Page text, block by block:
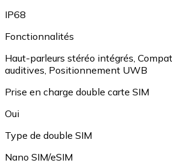
IP68
Fonctionnalités
Haut-parleurs stéréo intégrés
auditives Positionnement UWB
Prise en charge double carte SIM
Oui
Type de double SIM
Nano SIM/eSIM